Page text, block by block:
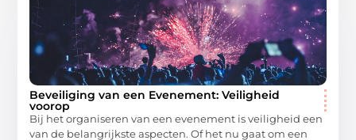
Beveiliging van een Evenement: Veiligheid
voorop
Bij het organiseren van een evenement is veiligheid een
van de belangrijkste aspecten. Of het nu gaat om een